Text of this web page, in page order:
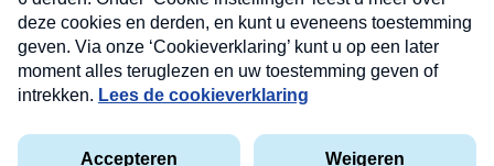
Privacyverklaring
Cookieverklaring
Nieuwsbrief
Neem hier een gratis abonnement op onze
nieuwsbrief. Elke vrijdag- en dinsdagochtend in uw